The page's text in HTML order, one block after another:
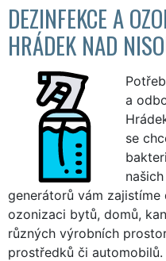
DEZINFEKCE A
HRÁDEK NAD
a
se
generátorů vám
ozonizaci bytů, domů,
různých výrobních
prostředků či